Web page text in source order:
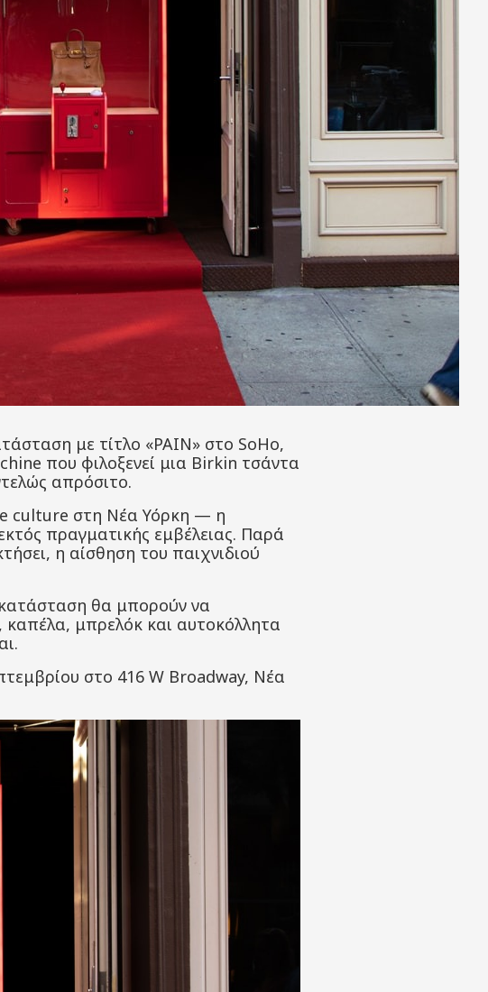
με τίτλο «PAIN» στο SoHo,
που φιλοξενεί μια Birkin τσάντα
απρόσιτο.
culture στη Νέα Υόρκη — η
πραγματικής εμβέλειας. Παρά
η αίσθηση του παιχνιδιού
θα μπορούν να
μπρελόκ και αυτοκόλλητα
στο 416 W Broadway, Νέα